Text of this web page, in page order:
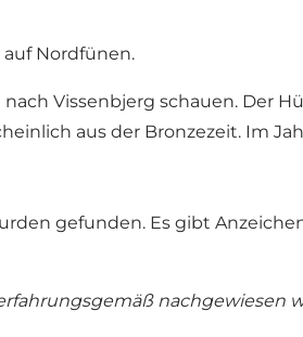
Nordfünen.
Vissenbjerg schauen. Der
aus der Bronzezeit. Im
gefunden. Es gibt
nachgewiesen